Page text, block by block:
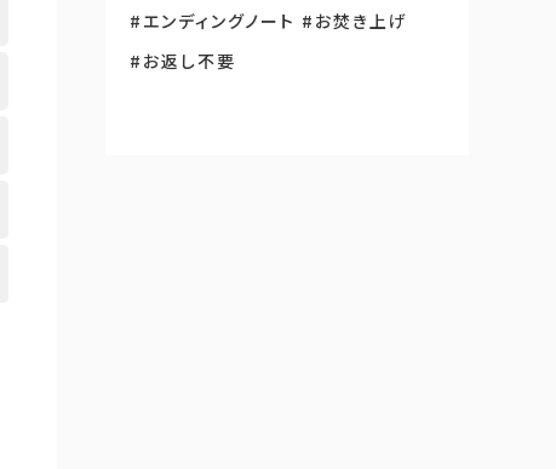
#エンディングノート #お焚き上げ
#お返し不要